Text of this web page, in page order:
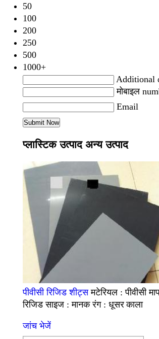
50
100
200
250
500
1000+
Additional
मोबाइल
Email
प्लास्टिक उत्पाद अन्य उत्पाद
पीवीसी रिजिड शीट्स मटेरियल :पीवीसी
रिजिड साइज :मानक रंग : धूसर काला
जांच भेजें